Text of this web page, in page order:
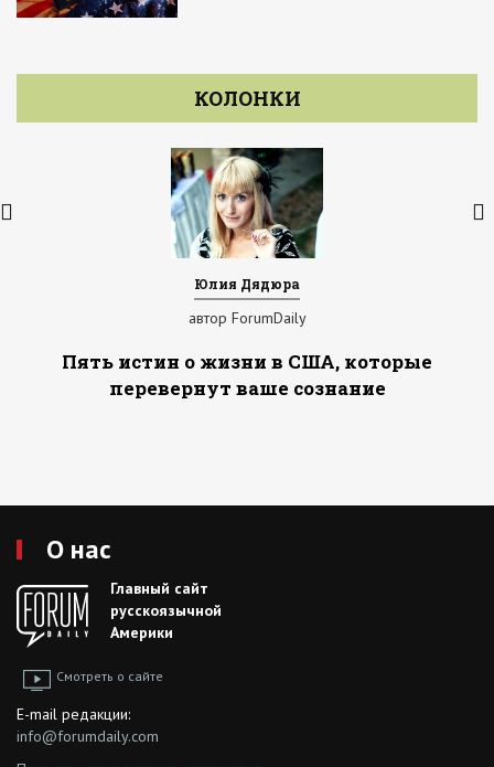
КОЛОНКИ
Юлия Дядюра
автор ForumDaily
Пять истин о жизни в США, которые
перевернут ваше сознание
О нас
Главный сайт
русскоязычной
Америки
Смотреть о сайте
E-mail редакции:
info@forumdaily.com